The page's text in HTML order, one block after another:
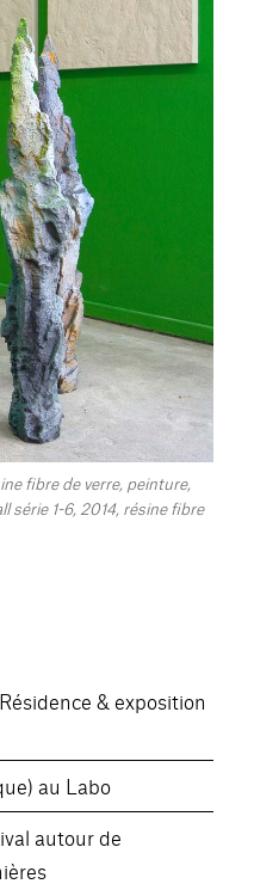
fibre de verre, peinture,
série 1-6, 2014, résine fibre
& exposition
au Labo
autour de